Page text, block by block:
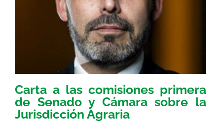
Carta a las comisiones primera
de Senado y Cámara sobre la
Jurisdicción Agraria